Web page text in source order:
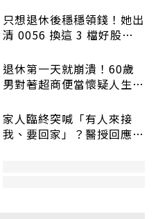
只想退休後穩穩領錢！她出
清 0056 換這 3 檔好股：
退休第一天就崩潰！60歲
男對著超商便當懷疑人生
家人臨終突喊「有人來接
我、要回家」？醫授回應方